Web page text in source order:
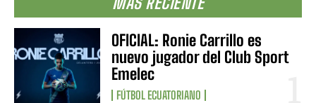
OFICIAL: Ronie Carrillo es
nuevo jugador del Club Sport
Emelec
FÚTBOL ECUATORIANO